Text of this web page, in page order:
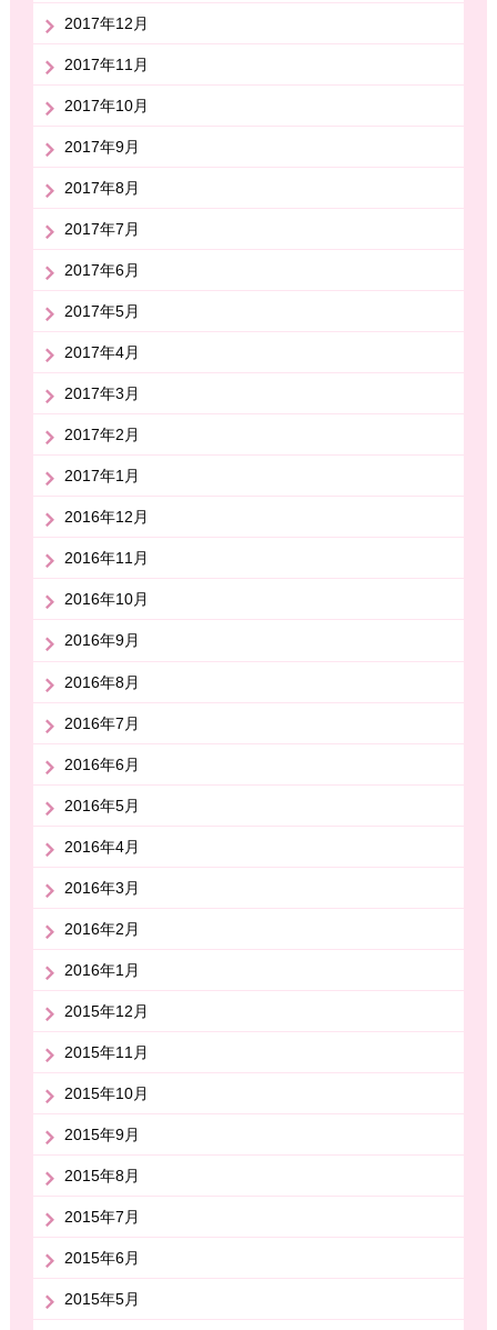
2017年12月
2017年11月
2017年10月
2017年9月
2017年8月
2017年7月
2017年6月
2017年5月
2017年4月
2017年3月
2017年2月
2017年1月
2016年12月
2016年11月
2016年10月
2016年9月
2016年8月
2016年7月
2016年6月
2016年5月
2016年4月
2016年3月
2016年2月
2016年1月
2015年12月
2015年11月
2015年10月
2015年9月
2015年8月
2015年7月
2015年6月
2015年5月